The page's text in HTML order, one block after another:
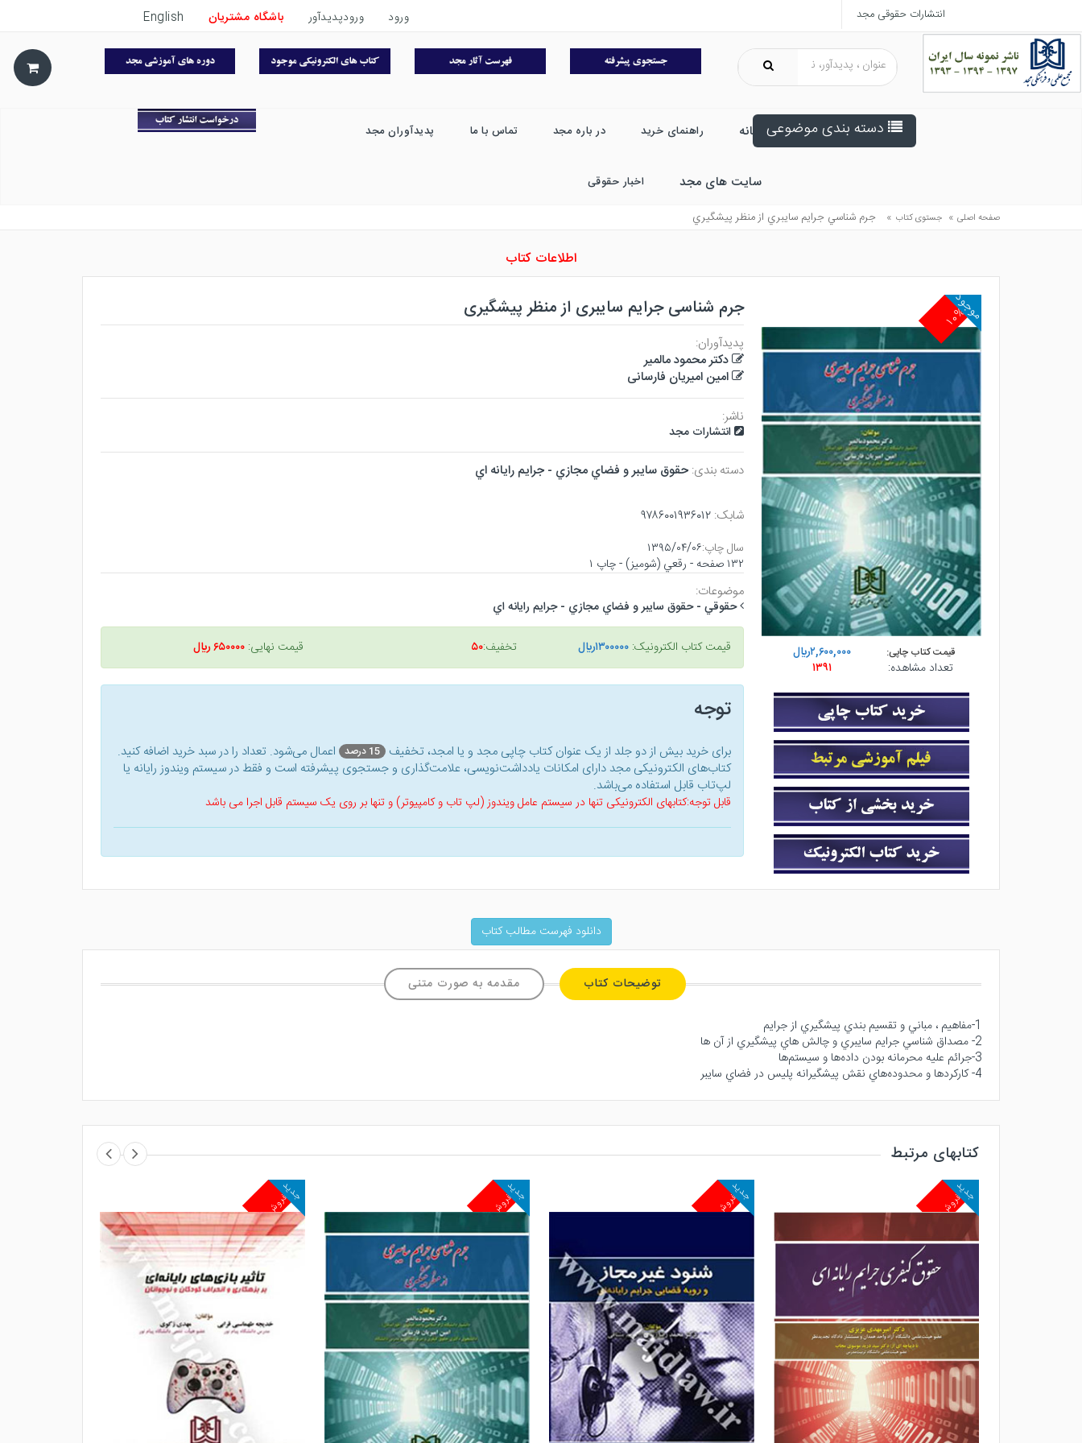
انتشارات حقوقی مجد ورود ورودپدیدآور باشگاه مشتریان English
دسته بندی موضوعی خانه راهنمای خرید در باره مجد تماس با ما پدیدآوران مجد
سایت های مجد اخبار حقوقی
صفحه اصلی » جستوی کتاب » جرم شناسي جرايم سايبري از منظر پيشگيري
اطلاعات کتاب
۱۰%
موجود
قیمت کتاب چاپی:
۲,۶۰۰,۰۰۰ريال
تعداد مشاهده:
۱۳۹۱
جرم شناسی جرایم سایبری از منظر پیشگیری
پدیدآوران:
دکتر محمود مالمیر
امین امیریان فارسانی
ناشر:
انتشارات مجد
دسته بندی:حقوق سايبر و فضاي مجازي - جرايم رايانه اي
شابک:۹۷۸۶۰۰۱۹۳۶۰۱۲
سال چاپ:۱۳۹۵/۰۴/۰۶
۱۳۲ صفحه - رقعي (شوميز) - چاپ ۱
موضوعات:
حقوقي - حقوق سايبر و فضاي مجازي - جرايم رايانه اي
قیمت کتاب الکترونیک:۱۳۰۰۰۰۰ريال تخفیف:۵۰ قیمت نهایی:۶۵۰۰۰۰ ريال
توجه
برای خرید بیش از دو جلد از یک عنوان کتاب‌ چاپی مجد و یا امجد، تخفیف 15 درصد
اعمال می‌شود. تعداد را در سبد خرید اضافه کنید.
کتاب‌های الکترونیکی مجد دارای امکانات یادداشت‌نویسی، علامت‌گذاری و جستجوی پیشرفته است و فقط در سیستم ویندوز رایانه یا
لپ‌تاب قابل استفاده می‌باشد.
قابل توجه:کتابهای الکترونیکی تنها در سیستم عامل ویندوز (لپ تاب و کامپیوتر) و تنها بر روی یک سیستم قابل اجرا می باشد
دانلود فهرست مطالب کتاب
توضیحات کتاب مقدمه به صورت متنی
1-مفاهيم ، مباني و تقسيم بندي پيشگيري از جرايم
2- مصداق شناسي جرايم سايبري و چالش هاي پيشگيري از آن ها
3-جرائم عليه محرمانه بودن داده‌ها و سيستم‌ها
4- كاركردها و محدوده‌هاي نقش پيشگيرانه پليس در فضاي سايبر
کتابهای مرتبط
پرفروش
جدید پرفروش
جدید پرفروش
جدید پرفروش
جدید